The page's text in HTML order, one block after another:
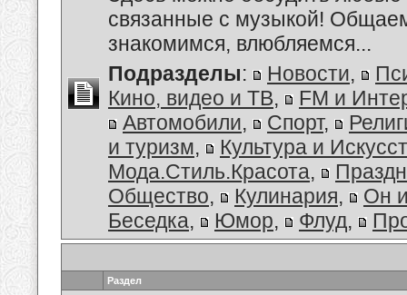
связанные с музыкой!
знакомимся, влюбляемся...
Подразделы: Новости,
Кино, видео и ТВ,
FM и
Автомобили, Спорт,
и туризм,
Культура и
Мода.Стиль.Красота,
Общество, Кулинария,
Он
Беседка, Юмор, Флуд,
Раздел